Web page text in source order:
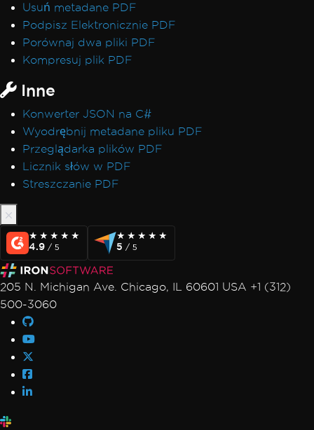
Usuń metadane PDF
Podpisz Elektronicznie PDF
Porównaj dwa pliki PDF
Kompresuj plik PDF
Inne
Konwerter JSON na C#
Wyodrębnij metadane pliku PDF
Przeglądarka plików PDF
Licznik słów w PDF
Streszczanie PDF
★★★★★
★★★★★
4.9 / 5
★★★★★
★★★★★
5 / 5
205 N. Michigan Ave. Chicago, IL 60601 USA +1 (312)
500-3060